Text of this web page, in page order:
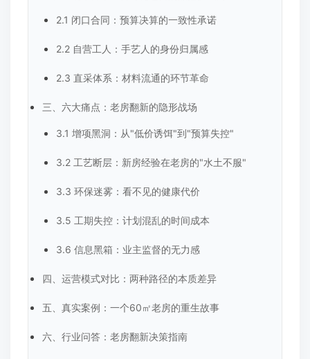
2.1 闭口合同：预算决算的一致性承诺
2.2 自营工人：手艺人的身份归属感
2.3 直采体系：材料流通的环节革命
三、六大痛点：老房翻新的隐形战场
3.1 增项黑洞：从"低价诱饵"到"预算失控"
3.2 工艺断层：新房经验在老房的"水土不服"
3.3 环保迷雾：看不见的健康代价
3.5 工期失控：计划混乱的时间成本
3.6 信息黑箱：业主监督的无力感
四、运营模式对比：两种路径的本质差异
五、真实案例：一个60㎡老房的重生故事
六、行业问答：老房翻新决策指南